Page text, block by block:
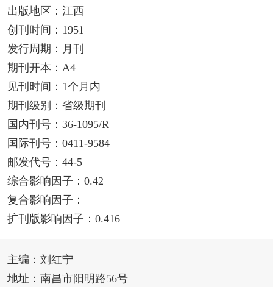
出版地区：江西
创刊时间：1951
发行周期：月刊
期刊开本：A4
见刊时间：1个月内
期刊级别：省级期刊
国内刊号：36-1095/R
国际刊号：0411-9584
邮发代号：44-5
综合影响因子：0.42
复合影响因子：
扩刊版影响因子：0.416
主编：刘红宁
地址：南昌市阳明路56号